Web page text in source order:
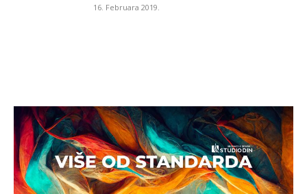
16. Februara 2019.